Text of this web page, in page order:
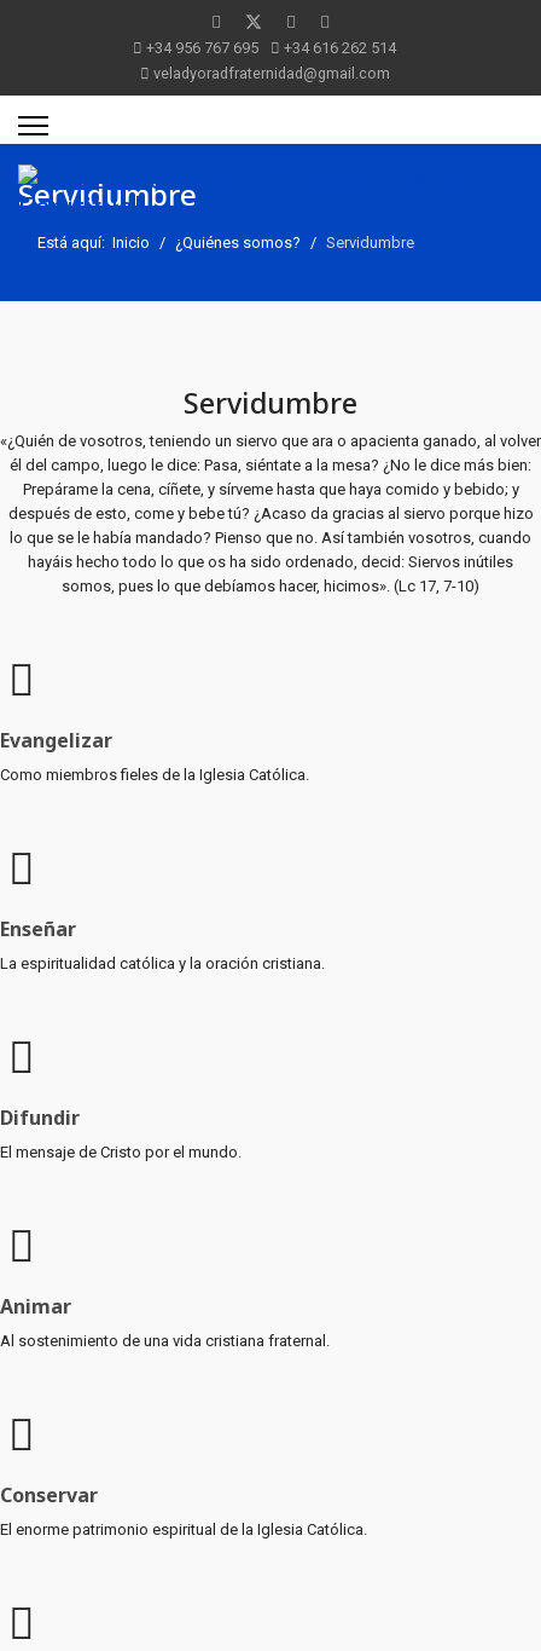
+34 956 767 695
+34 616 262 514
veladyoradfraternidad@gmail.com
Servidumbre
Está aquí: Inicio ¿Quiénes somos? Servidumbre
Servidumbre
«¿Quién de vosotros, teniendo un siervo que ara o apacienta ganado, al volver
él del campo, luego le dice: Pasa, siéntate a la mesa? ¿No le dice más bien:
Prepárame la cena, cíñete, y sírveme hasta que haya comido y bebido; y
después de esto, come y bebe tú? ¿Acaso da gracias al siervo porque hizo
lo que se le había mandado? Pienso que no. Así también vosotros, cuando
hayáis hecho todo lo que os ha sido ordenado, decid: Siervos inútiles
somos, pues lo que debíamos hacer, hicimos». (Lc 17, 7-10)
Evangelizar
Como miembros fieles de la Iglesia Católica.
Enseñar
La espiritualidad católica y la oración cristiana.
Difundir
El mensaje de Cristo por el mundo.
Animar
Al sostenimiento de una vida cristiana fraternal.
Conservar
El enorme patrimonio espiritual de la Iglesia Católica.